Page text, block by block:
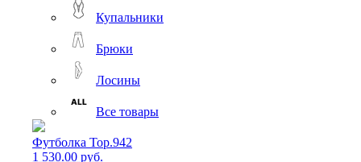
Купальники
Брюки
Лосины
Все товары
Футболка Top.942
1 530.00 руб.